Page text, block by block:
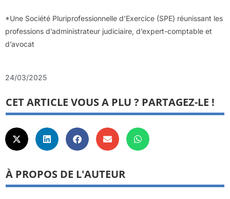
*Une Société Pluriprofessionnelle d’Exercice (SPE) réunissant les
professions d’administrateur judiciaire, d’expert-comptable et
d’avocat
24/03/2025
CET ARTICLE VOUS A PLU ? PARTAGEZ-LE !
À PROPOS DE L'AUTEUR